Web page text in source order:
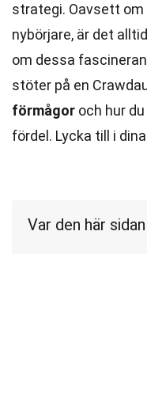
strategi. Oavsett om
nybörjare, är det
om dessa
stöter på en
förmågor och hur
fördel. Lycka till i
Var den här